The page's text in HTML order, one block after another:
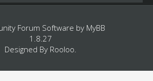
Forum Software by MyBB
1.8.27
Designed By Rooloo.